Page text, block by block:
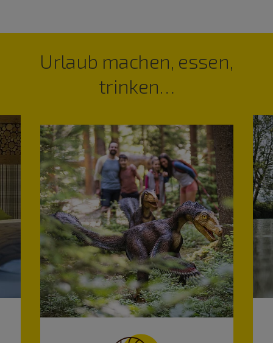
Urlaub machen, essen,
trinken…